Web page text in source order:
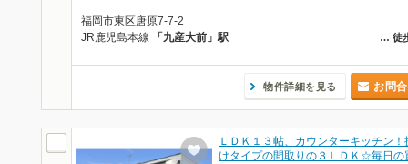
福岡市東区唐原7-7-2
… 徒
JR鹿児島本線 「九産大前」駅
物件詳細を見る お問
ＬＤＫ１３帖、カウンターキッチン！
けタイプの間取りの３ＬＤＫ☆毎日